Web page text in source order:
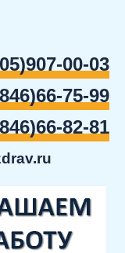
00-03
75-99
82-81